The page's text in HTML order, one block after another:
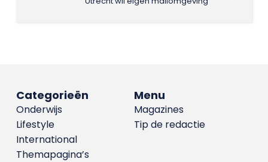
Menu
Magazines
Tip de redactie
Categorieën
Onderwijs
Lifestyle
International
Themapagina’s